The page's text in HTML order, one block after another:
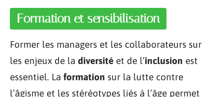
Formation et sensibilisation
Former les managers et les collaborateurs sur
les enjeux de la diversité et de l’inclusion est
essentiel. La formation sur la lutte contre
l’âgisme et les stéréotypes liés à l’âge permet